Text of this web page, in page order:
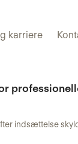
karriere
indsættelse